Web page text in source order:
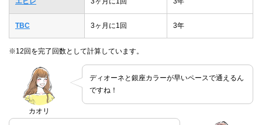
TBC 3ヶ月に1回 3年
※12回を完了回数として計算しています。
カオリ
ディオーネと銀座カラーが早いペースで通えるん
ですね！